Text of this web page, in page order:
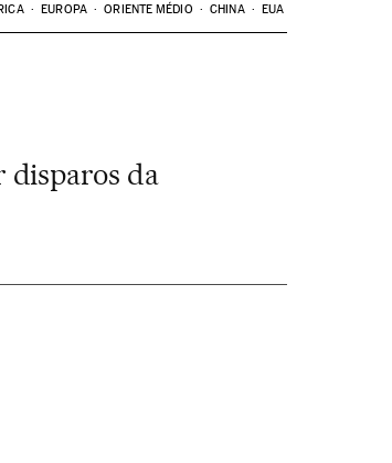
EUROPA ORIENTE MÉDIO CHINA EUA
disparos da